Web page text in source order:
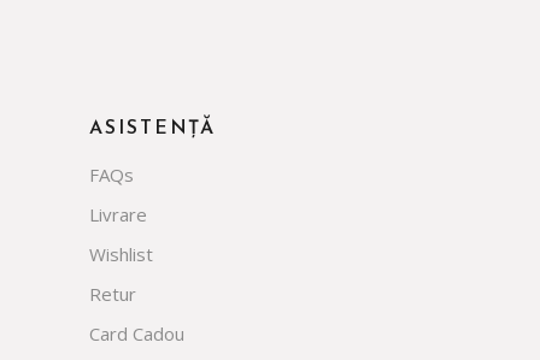
ASISTENȚĂ
FAQs
Livrare
Wishlist
Retur
Card Cadou